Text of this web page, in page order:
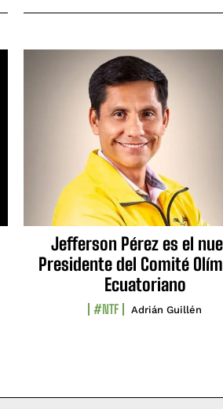
Jefferson Pérez es el
Presidente del Comité
Ecuatoriano
#NTF Adrián Guillén